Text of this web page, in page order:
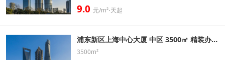
9.0 元/m²⋅天起
浦东新区上海中心大厦 中区 3500㎡ 精装办公室出租信息
3500m²